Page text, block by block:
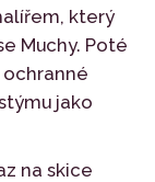
který
Muchy. Poté
jako
na skice